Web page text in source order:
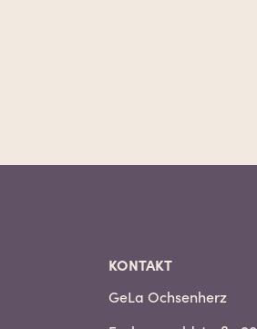
KONTAKT
GeLa Ochsenherz